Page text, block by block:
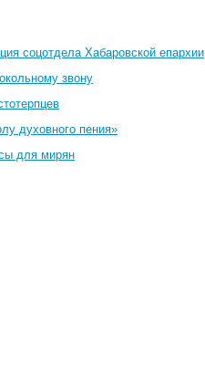
соцотдела Хабаровской епархии
звону
духовного пения»
для мирян